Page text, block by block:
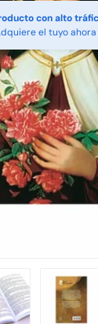
con alto
el tuyo
la vista de
imagen 3 en la
Cargar